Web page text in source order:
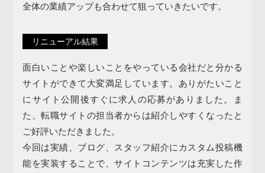
全体の業績アップも合わせて狙っていきたいです。
リニューアル結果
面白いことや楽しいことをやっている会社だと分かる
サイトができて大変満足しています。ありがたいこと
にサイト公開後すぐに求人の応募がありました。ま
た、転職サイトの担当者からは紹介しやすくなったと
ご好評いただきました。
今回は実績、ブログ、スタッフ紹介にカスタム投稿機
能を実装することで、サイトコンテンツは充実した作